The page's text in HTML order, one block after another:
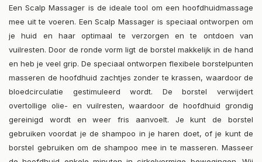
Een Scalp Massager is de ideale tool om een hoofdhuidmassage
mee uit te voeren. Een Scalp Massager is speciaal ontworpen om
je huid en haar optimaal te verzorgen en te ontdoen van
vuilresten. Door de ronde vorm ligt de borstel makkelijk in de hand
en heb je veel grip. De speciaal ontworpen flexibele borstelpunten
masseren de hoofdhuid zachtjes zonder te krassen, waardoor de
bloedcirculatie gestimuleerd wordt. De borstel verwijdert
overtollige olie- en vuilresten, waardoor de hoofdhuid grondig
gereinigd wordt en weer fris aanvoelt. Je kunt de borstel
gebruiken voordat je de shampoo in je haren doet, of je kunt de
borstel gebruiken om de shampoo mee in te masseren. Masseer